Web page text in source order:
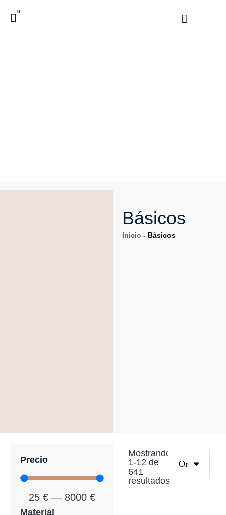
0
Básicos
Inicio - Básicos
Precio
25€ — 8000€
Material
Mostrando
1-12 de
641
resultados